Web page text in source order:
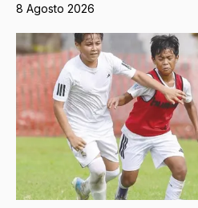
8 Agosto 2026